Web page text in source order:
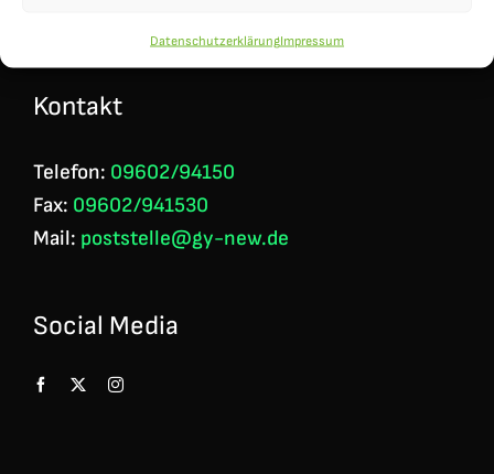
DatenschutzerklärungImpressum
92660 Neustadt a.d. Waldnaab
Kontakt
Telefon: 09602/94150
Fax: 09602/941530
Mail: poststelle@gy-new.de
Social Media